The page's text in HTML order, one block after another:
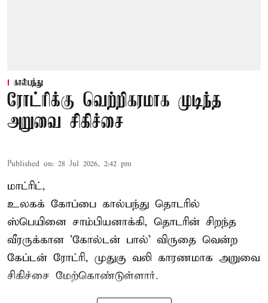
கால்பந்து
ரோட்ரிக்கு வெற்றிகரமாக முடிந்த
அறுவை சிகிச்சை
Published on: 28 Jul 2026, 2:42 pm
மாட்ரிட்,
உலகக் கோப்பை கால்பந்து தொடரில்
ஸ்பெயினை சாம்பியனாக்கி, தொடரின் சிறந்த
வீரருக்கான 'கோல்டன் பால்' விருதை வென்ற
கேப்டன் ரோட்ரி, முதுகு வலி காரணமாக அறுவை
சிகிச்சை மேற்கொண்டுள்ளார்.